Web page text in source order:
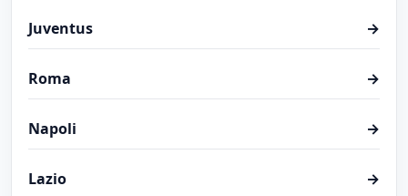
Juventus →
Roma →
Napoli →
Lazio →